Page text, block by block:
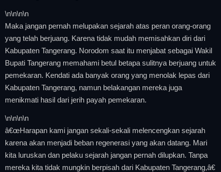
\n\n\n\n
Maka jangan pernah melupakan sejarah atas peran orang-orang
yang telah berjuang. Karena tidak mudah memisahkan diri dari
Kabupaten Tangerang. Norodom saat itu menjabat sebagai Wakil
Bupati Tangerang memahami betul betapa sulitnya berjuang untuk
pemekaran. Kendati ada banyak orang yang menolak lepas dari
Kabupaten Tangerang, namun belakangan mereka juga
menikmati hasil dari jerih payah pemekaran.
\n\n\n\n
â€œHarapan kami jangan sekali-sekali melencengkan sejarah
karena akan menjadi beban regenerasi yang akan datang. Mari
kita luruskan dan pelaku sejarah jangan pernah dilupkan. Tanpa
mereka kita tidak mungkin berpisah dari Kabupaten Tangerang,â€